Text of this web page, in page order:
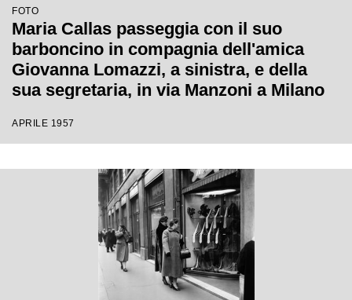
FOTO
Maria Callas passeggia con il suo
barboncino in compagnia dell'amica
Giovanna Lomazzi, a sinistra, e della
sua segretaria, in via Manzoni a Milano
APRILE 1957